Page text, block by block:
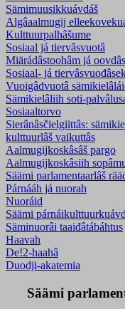
Sämimuusikkuávdáš
Algâaalmugij
Kulttuurpalhâšume
Sosiaal já tiervâsvuotâ
Miärádâstoohâm já
Sosiaal- já
Vuoigâdvuotâ
Sämikielâliih soti-
Sosiaaltorvo
Sierânâsčielgiittâs:
kulttuurlâš vaikuttâs
Aalmugijkoskâsâš pargo
Aalmugijkoskâsiih
Säämi parlamentaarlâš
Párnááh já nuorah
Nuoráid
Säämi
Säminuorâi taaiđâtábáhtus
Haavah
De!2-haahâ
Duodji-akatemia
Säämi